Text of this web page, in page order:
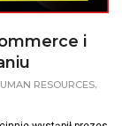
i
RESOURCES